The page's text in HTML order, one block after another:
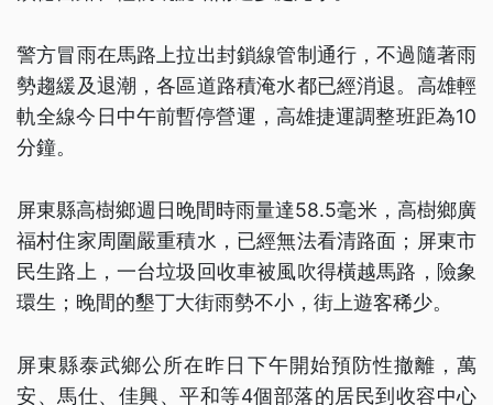
警方冒雨在馬路上拉出封鎖線管制通行，不過隨著雨
勢趨緩及退潮，各區道路積淹水都已經消退。高雄輕
軌全線今日中午前暫停營運，高雄捷運調整班距為10
分鐘。
屏東縣高樹鄉週日晚間時雨量達58.5毫米，高樹鄉廣
福村住家周圍嚴重積水，已經無法看清路面；屏東市
民生路上，一台垃圾回收車被風吹得橫越馬路，險象
環生；晚間的墾丁大街雨勢不小，街上遊客稀少。
屏東縣泰武鄉公所在昨日下午開始預防性撤離，萬
安、馬仕、佳興、平和等4個部落的居民到收容中心